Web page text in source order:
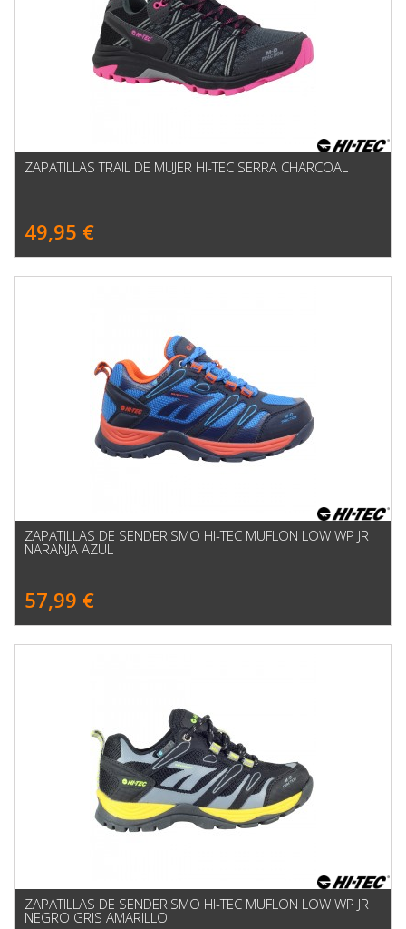
ZAPATILLAS TRAIL DE MUJER HI-TEC SERRA CHARCOAL
49,95 €
ZAPATILLAS DE SENDERISMO HI-TEC MUFLON LOW WP JR
NARANJA AZUL
57,99 €
ZAPATILLAS DE SENDERISMO HI-TEC MUFLON LOW WP JR
NEGRO GRIS AMARILLO